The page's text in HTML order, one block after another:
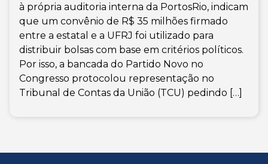
à própria auditoria interna da PortosRio, indicam
que um convênio de R$ 35 milhões firmado
entre a estatal e a UFRJ foi utilizado para
distribuir bolsas com base em critérios políticos.
Por isso, a bancada do Partido Novo no
Congresso protocolou representação no
Tribunal de Contas da União (TCU) pedindo […]